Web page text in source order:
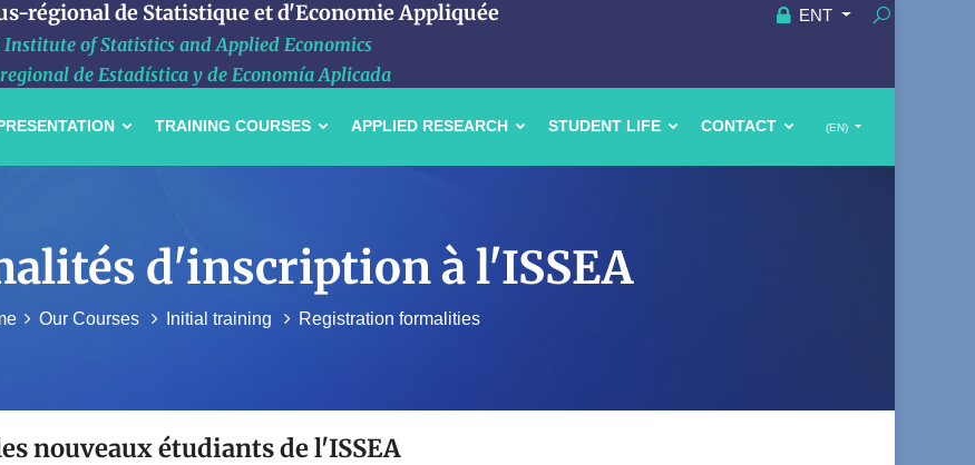
régional de Statistique et d'Economie Appliquée
of Statistics and Applied Economics
de Estadística y de Economía Aplicada
ENT
(EN)
TRAINING COURSES APPLIED RESEARCH STUDENT LIFE CONTACT
d'inscription à l'ISSEA
Our Courses Initial training Registration formalities
nouveaux étudiants de l'ISSEA